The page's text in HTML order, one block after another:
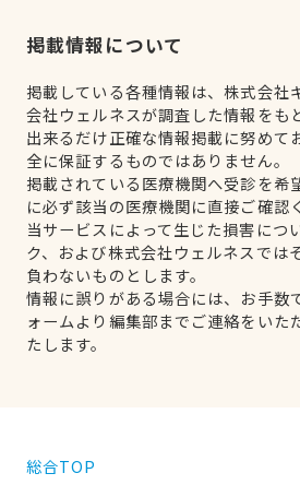
掲載情報について
掲載している各種情報は、株式会社
会社ウェルネスが調査した情報をも
出来るだけ正確な情報掲載に努めて
全に保証するものではありません。
掲載されている医療機関へ受診を希
に必ず該当の医療機関に直接ご確認
当サービスによって生じた損害につ
ク、および株式会社ウェルネスでは
負わないものとします。
情報に誤りがある場合には、お手数
ォームより編集部までご連絡をいた
たします。
総合TOP